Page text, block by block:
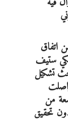
من اتفاق
ستيف
تشكيل
من
تحقيق